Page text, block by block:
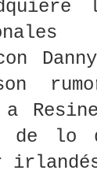
lo